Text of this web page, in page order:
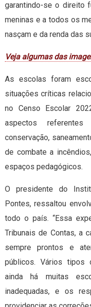
garantindo-se o direito
meninas e a todos os
nasçam e da renda das
Veja algumas das
As escolas foram
situações críticas
no Censo Escolar
aspectos
conservação,
de combate a
espaços pedagógicos.
O presidente do
Pontes, ressaltou
todo o país. “Essa
Tribunais de Contas, a
sempre prontos e
públicos. Vários tipos
ainda há muitas
inadequadas, e os